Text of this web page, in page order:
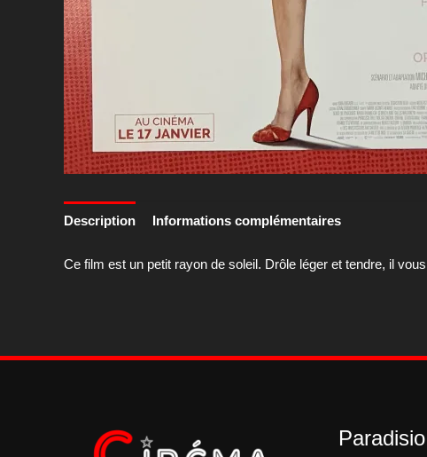
Description Informations complémentaires
Ce film est un petit rayon de soleil. Drôle léger et tendre, il